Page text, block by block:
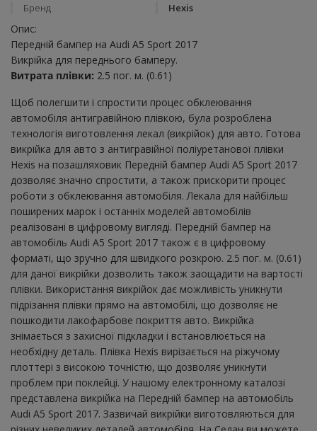
Бренд
Hexis
Опис:
Передній бампер на Audi A5 Sport 2017
Викрійка для переднього бамперу.
Витрата плівки: 2.5 пог. м. (0.61)
Щоб полегшити і спростити процес обклеювання
автомобіля антигравійною плівкою, була розроблена
технологія виготовлення лекал (викрійок) для авто. Готова
викрійка для авто з антигравійної поліуретанової плівки
Hexis на позашляховик Передній бампер Audi A5 Sport 2017
дозволяє значно спростити, а також прискорити процес
роботи з обклеювання автомобіля. Лекала для найбільш
поширених марок і останніх моделей автомобілів
реалізовані в цифровому вигляді. Передній бампер на
автомобіль Audi A5 Sport 2017 також є в цифровому
форматі, що зручно для швидкого розкрою. 2.5 пог. м. (0.61)
для даної викрійки дозволить також заощадити на вартості
плівки. Використання викрійок дає можливість уникнути
підрізання плівки прямо на автомобілі, що дозволяє не
пошкодити лакофарбове покриття авто. Викрійка
знімається з захисної підкладки і встановлюється на
необхідну деталь. Плівка Hexis вирізається на ріжучому
плоттері з високою точністю, що дозволяє уникнути
проблем при поклейці. У нашому електронному каталозі
представлена ​​викрійка на Передній бампер на автомобіль
Audi A5 Sport 2017. Зазвичай викрійки виготовляються для